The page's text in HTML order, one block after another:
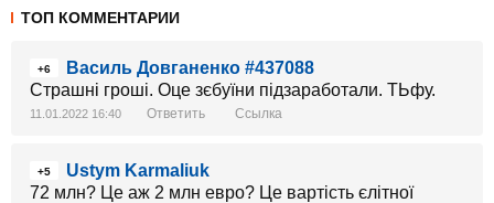
ТОП КОММЕНТАРИИ
+6
Василь Довганенко #437088
Страшні гроші. Оце зєбуїни підзаработали. ТЬфу.
11.01.2022 16:40 Ответить Ссылка
+5
Ustym Karmaliuk
72 млн? Це аж 2 млн евро? Це вартість єлітної